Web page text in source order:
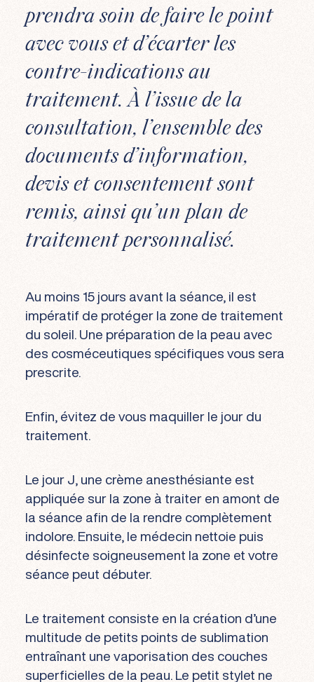
prendra soin de faire le point
avec vous et d’écarter les
contre-indications au
traitement. À l’issue de la
consultation, l’ensemble des
documents d’information,
devis et consentement sont
remis, ainsi qu’un plan de
traitement personnalisé.
Au moins 15 jours avant la séance, il est
impératif de protéger la zone de traitement
du soleil. Une préparation de la peau avec
des cosméceutiques spécifiques vous sera
prescrite.
Enfin, évitez de vous maquiller le jour du
traitement.
Le jour J, une crème anesthésiante est
appliquée sur la zone à traiter en amont de
la séance afin de la rendre complètement
indolore. Ensuite, le médecin nettoie puis
désinfecte soigneusement la zone et votre
séance peut débuter.
Le traitement consiste en la création d’une
multitude de petits points de sublimation
entraînant une vaporisation des couches
superficielles de la peau. Le petit stylet ne